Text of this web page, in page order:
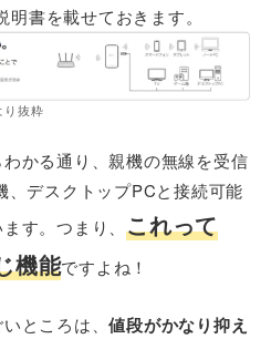
明書を載せておきます。
り抜粋
かる通り、親機の無線を受信
、デスクトップPCと接続可能
す。つまり、これって
機能ですよね！
ところは、値段がかなり抑え